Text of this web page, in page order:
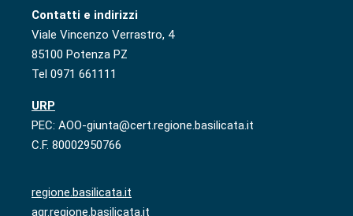
Contatti e indirizzi
Viale Vincenzo Verrastro, 4
85100 Potenza PZ
Tel 0971 661111
URP
PEC: AOO-giunta@cert.regione.basilicata.it
C.F. 80002950766
regione.basilicata.it
agr.regione.basilicata.it